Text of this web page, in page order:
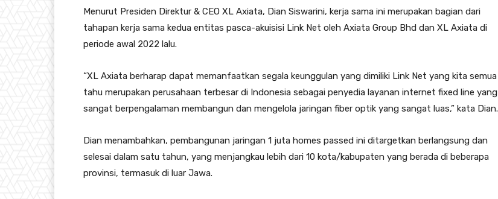
Menurut Presiden Direktur & CEO XL Axiata, Dian Siswarini, kerja sama ini merupakan bagian dari
tahapan kerja sama kedua entitas pasca-akuisisi Link Net oleh Axiata Group Bhd dan XL Axiata di
periode awal 2022 lalu.
“XL Axiata berharap dapat memanfaatkan segala keunggulan yang dimiliki Link Net yang kita semua
tahu merupakan perusahaan terbesar di Indonesia sebagai penyedia layanan internet fixed line yang
sangat berpengalaman membangun dan mengelola jaringan fiber optik yang sangat luas,” kata Dian.
Dian menambahkan, pembangunan jaringan 1 juta homes passed ini ditargetkan berlangsung dan
selesai dalam satu tahun, yang menjangkau lebih dari 10 kota/kabupaten yang berada di beberapa
provinsi, termasuk di luar Jawa.